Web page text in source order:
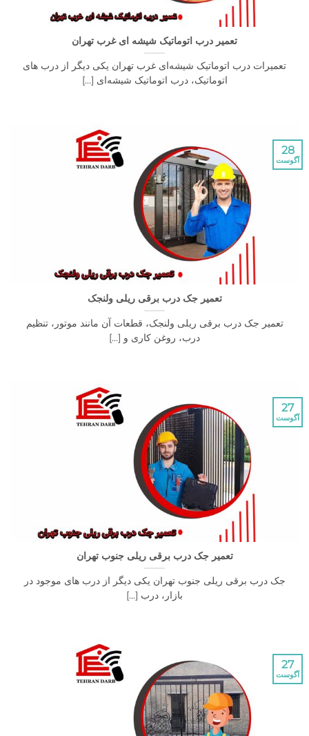
تعمیر درب اتوماتیک شیشه ای غرب تهران
درب اتوماتیک شیشه‌ای غرب تهران یکی دیگر از درب های
اتوماتیک، درب اتوماتیک شیشه‌ای [...]
تعمیر جک درب برقی ریلی ولنجک
جک درب برقی ریلی ولنجک، قطعات آن مانند موتور، تنظیم
درب، روغن کاری و [...]
تعمیر جک درب برقی ریلی جنوب تهران
برقی ریلی جنوب تهران یکی دیگر از درب های موجود در
بازار، درب [...]